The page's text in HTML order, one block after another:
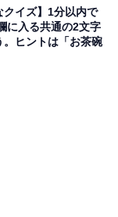
クイズ】1分以内で
に入る共通の2文字
。ヒントは「お茶碗